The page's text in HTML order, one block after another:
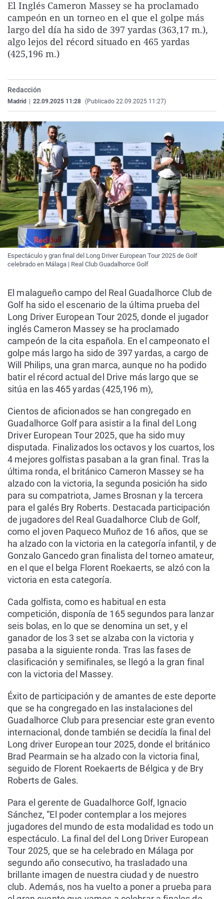
La rosa de los vientos
Gente viajera
Como el perro y el
Caso
Retornados
Equipo de
Extremadura
Galicia
La Rioja
País Vasco
Virales
Televisión
Elecciones
El Inglés Cameron Massey se ha proclamado
campeón en un torneo en el que el golpe más
largo del día ha sido de 397 yardas (363,17 m.),
algo lejos del récord situado en 465 yardas
(425,196 m.)
Redacción
Madrid 22.09.2025 11:28 (Publicado 22.09.2025 11:27)
Espectáculo y gran final del Long Driver European Tour 2025 de Golf
celebrado en Málaga | Real Club Guadalhorce Golf
El malagueño campo del Real Guadalhorce Club de
Golf ha sido el escenario de la última prueba del
Long Driver European Tour 2025, donde el jugador
inglés Cameron Massey se ha proclamado
campeón de la cita española. En el campeonato el
golpe más largo ha sido de 397 yardas, a cargo de
Will Philips, una gran marca, aunque no ha podido
batir el récord actual del Drive más largo que se
sitúa en las 465 yardas (425,196 m),
Cientos de aficionados se han congregado en
Guadalhorce Golf para asistir a la final del Long
Driver European Tour 2025, que ha sido muy
disputada. Finalizados los octavos y los cuartos, los
4 mejores golfistas pasaban a la gran final. Tras la
última ronda, el británico Cameron Massey se ha
alzado con la victoria, la segunda posición ha sido
para su compatriota, James Brosnan y la tercera
para el galés Bry Roberts. Destacada participación
de jugadores del Real Guadalhorce Club de Golf,
como el joven Paqueco Muñoz de 16 años, que se
ha alzado con la victoria en la categoría infantil, y de
Gonzalo Gancedo gran finalista del torneo amateur,
en el que el belga Florent Roekaerts, se alzó con la
victoria en esta categoría.
Cada golfista, como es habitual en esta
competición, disponía de 165 segundos para lanzar
seis bolas, en lo que se denomina un set, y el
ganador de los 3 set se alzaba con la victoria y
pasaba a la siguiente ronda. Tras las fases de
clasificación y semifinales, se llegó a la gran final
con la victoria del Massey.
Éxito de participación y de amantes de este deporte
que se ha congregado en las instalaciones del
Guadalhorce Club para presenciar este gran evento
internacional, donde también se decidía la final del
Long driver European tour 2025, donde el británico
Brad Pearmain se ha alzado con la victoria final,
seguido de Florent Roekaerts de Bélgica y de Bry
Roberts de Gales.
Para el gerente de Guadalhorce Golf, Ignacio
Sánchez, “El poder contemplar a los mejores
jugadores del mundo de esta modalidad es todo un
espectáculo. La final del del Long Driver European
Tour 2025, que se ha celebrado en Málaga por
segundo año consecutivo, ha trasladado una
brillante imagen de nuestra ciudad y de nuestro
club. Además, nos ha vuelto a poner a prueba para